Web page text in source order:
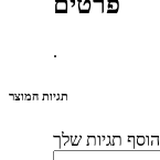
.
תגיות המוצר